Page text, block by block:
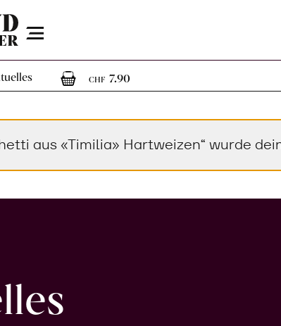
Menu
CHF 7.901 Artikel im Warenkorb
aus «Timilia» Hartweizen“ wurde